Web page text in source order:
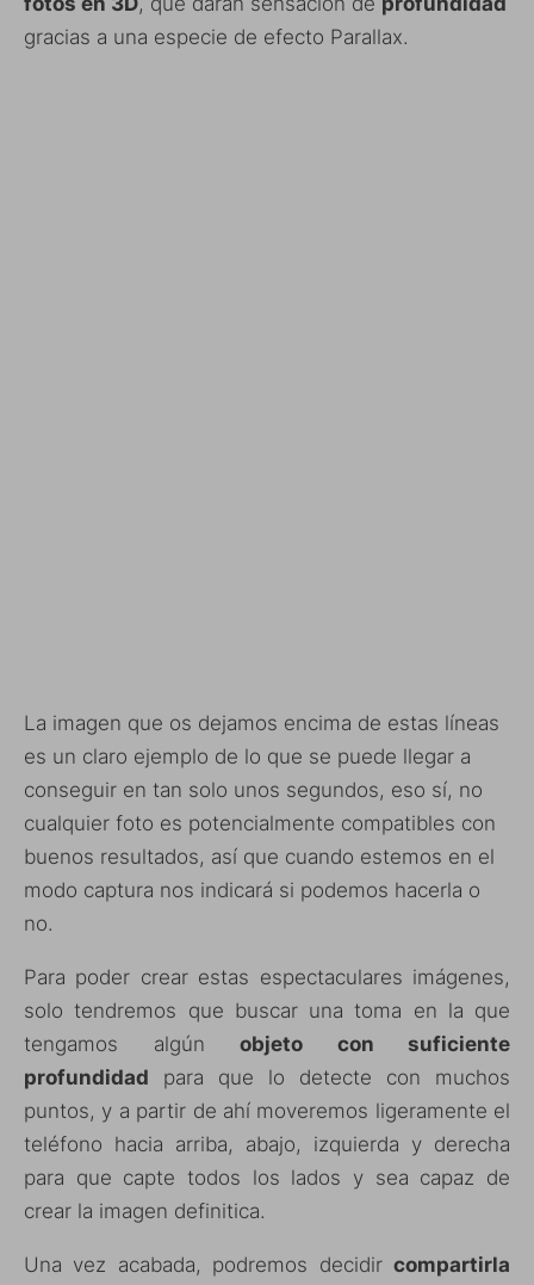
gracias a una especie de efecto Parallax.
La imagen que os dejamos encima de estas líneas
es un claro ejemplo de lo que se puede llegar a
conseguir en tan solo unos segundos, eso sí, no
cualquier foto es potencialmente compatibles con
buenos resultados, así que cuando estemos en el
modo captura nos indicará si podemos hacerla o
no.
Para poder crear estas espectaculares imágenes,
solo tendremos que buscar una toma en la que
tengamos algún objeto con suficiente
profundidad para que lo detecte con muchos
puntos, y a partir de ahí moveremos ligeramente el
teléfono hacia arriba, abajo, izquierda y derecha
para que capte todos los lados y sea capaz de
crear la imagen definitica.
Una vez acabada, podremos decidir compartirla